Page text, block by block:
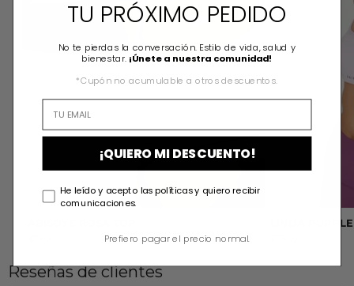
LINDA
Reseñas de clientes
TU PRÓXIMO PEDIDO
No te pierdas la conversación. Estilo de vida, salud y
bienestar. ¡Únete a nuestra comunidad!
*Cupón no acumulable a otros descuentos.
¡QUIERO MI DESCUENTO!
He leído y acepto las políticas y quiero recibir
comunicaciones.
Prefiero pagar el precio normal.